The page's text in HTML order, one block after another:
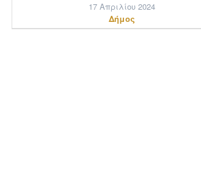
17 Απριλίου 2024
Δήμος